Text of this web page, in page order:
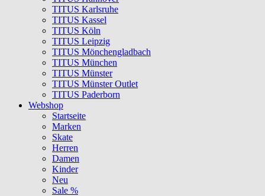
TITUS Karlsruhe
TITUS Kassel
TITUS Köln
TITUS Leipzig
TITUS Mönchengladbach
TITUS München
TITUS Münster
TITUS Münster Outlet
TITUS Paderborn
Webshop
Startseite
Marken
Skate
Herren
Damen
Kinder
Neu
Sale %